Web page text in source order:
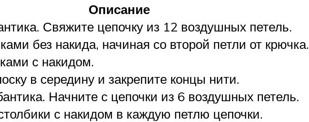
Описание
Свяжите цепочку из 12 воздушных петель.
без накида, начиная со второй петли от крючка.
с накидом.
в середину и закрепите концы нити.
Начните с цепочки из 6 воздушных петель.
с накидом в каждую петлю цепочки.